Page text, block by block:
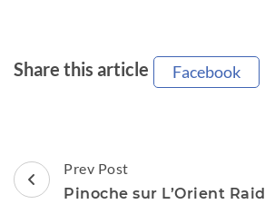
Share this article Facebook
Post
Navigation
Prev Post
Pinoche sur L’Orient Raid